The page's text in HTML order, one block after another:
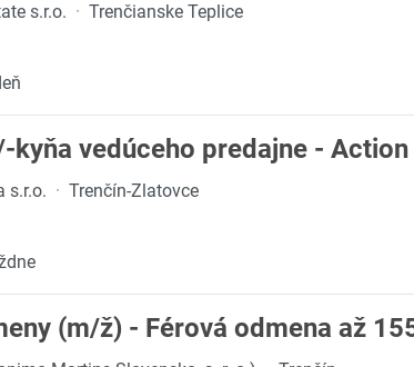
s.r.o. · Trenčianske Teplice
kyňa vedúceho predajne -
s.r.o. · Trenčín-Zlatovce
(m/ž) - Férová odmena až